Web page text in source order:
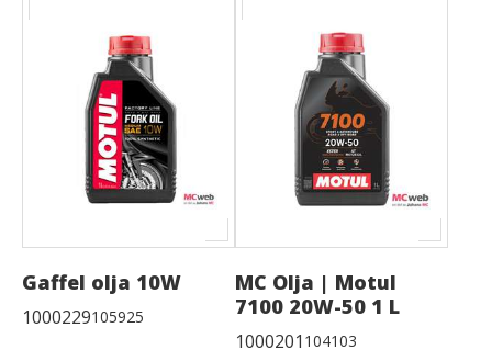
Gaffel olja 10W
1000229105925
MC Olja | Motul
7100 20W-50 1 L
1000201 104103